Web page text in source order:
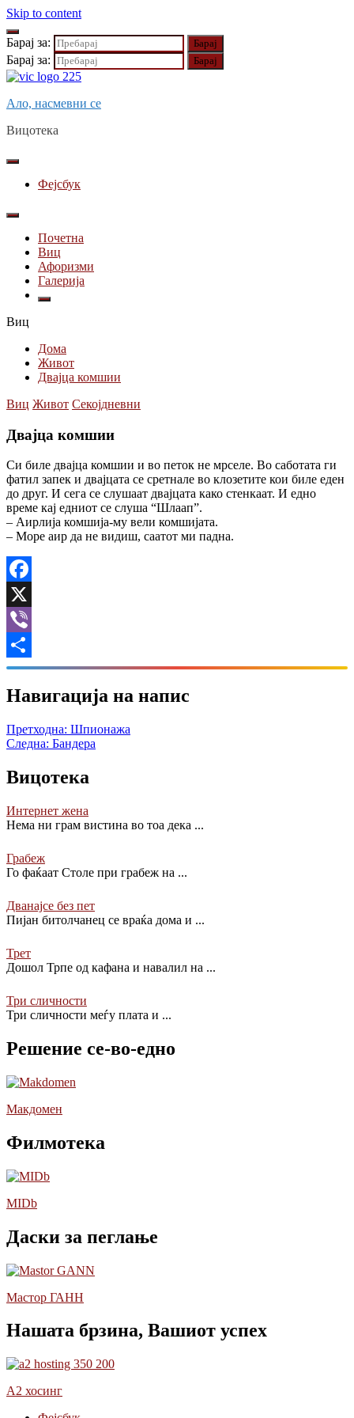
Skip to content
Барај за:
Барај за:
Ало, насмевни се
Вицотека
Фејсбук
Почетна
Виц
Афоризми
Галерија
Виц
Дома
Живот
Двајца комшии
Виц Живот Секојдневни
Двајца комшии
Си биле двајца комшии и во петок не мрселе. Во саботата ги
фатил запек и двајцата се сретнале во клозетите кои биле еден
до друг. И сега се слушаат двајцата како стенкаат. И едно
време кај едниот се слуша “Шлаап”.
– Аирлија комшија-му вели комшијата.
– Море аир да не видиш, саатот ми падна.
Facebook
X
Viber
Share
Навигација на напис
Претходна: Шпионажа
Следна: Бандера
Вицотека
Интернет жена
Нема ни грам вистина во тоа дека ...
Грабеж
Го фаќаат Столе при грабеж на ...
Дванајсе без пет
Пијан битолчанец се враќа дома и ...
Трет
Дошол Трпе од кафана и навалил на ...
Три сличности
Три сличности меѓу плата и ...
Решение се-во-едно
Макдомен
Филмотека
MIDb
Даски за пеглање
Мастор ГАНН
Нашата брзина, Вашиот успех
А2 хосинг